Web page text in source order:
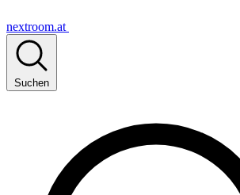
nextroom.at
Suchen